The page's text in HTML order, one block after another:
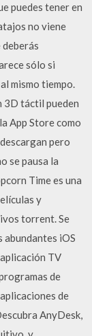
puedes tener en
no viene
sólo si
mismo tiempo.
3D táctil pueden
App Store como
pero
se pausa la
Time es una
y
torrent. Se
iOS
TV
de
de
AnyDesk,